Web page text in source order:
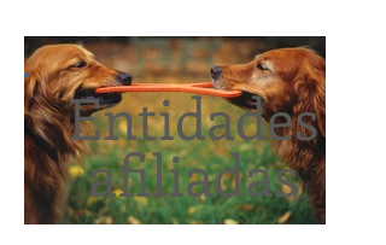
Entidades
afiliadas